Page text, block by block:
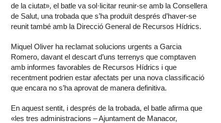
de la ciutat», el batle va sol·licitar reunir-se amb la Consellera
de Salut, una trobada que s’ha produït després d’haver-se
reunit també amb la Direcció General de Recursos Hídrics.
Miquel Oliver ha reclamat solucions urgents a Garcia
Romero, davant el descart d’uns terrenys que comptaven
amb informes favorables de Recursos Hídrics i que
recentment podrien estar afectats per una nova classificació
que encara no s’ha aprovat de manera definitiva.
En aquest sentit, i després de la trobada, el batle afirma que
«les tres administracions – Ajuntament de Manacor,